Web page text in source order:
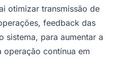
otimizar transmissão de
feedback das
sistema, para aumentar a
contínua em